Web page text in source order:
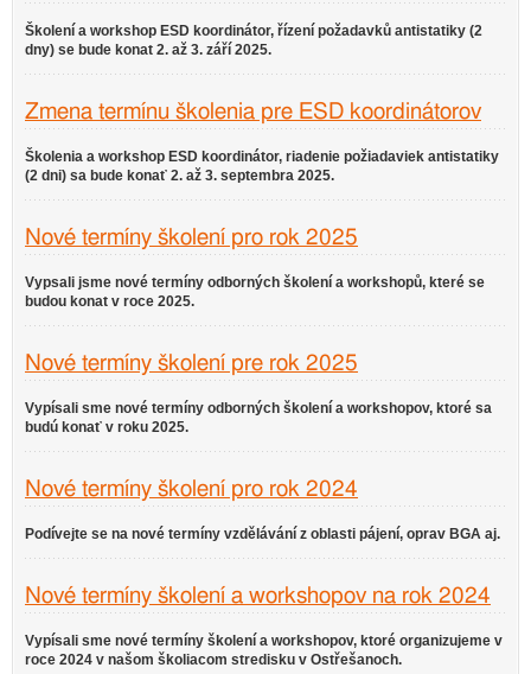
Školení a workshop ESD koordinátor, řízení požadavků antistatiky (2
dny) se bude konat 2. až 3. září 2025.
Zmena termínu školenia pre ESD koordinátorov
Školenia a workshop ESD koordinátor, riadenie požiadaviek antistatiky
(2 dni) sa bude konať 2. až 3. septembra 2025.
Nové termíny školení pro rok 2025
Vypsali jsme nové termíny odborných školení a workshopů, které se
budou konat v roce 2025.
Nové termíny školení pre rok 2025
Vypísali sme nové termíny odborných školení a workshopov, ktoré sa
budú konať v roku 2025.
Nové termíny školení pro rok 2024
Podívejte se na nové termíny vzdělávání z oblasti pájení, oprav BGA aj.
Nové termíny školení a workshopov na rok 2024
Vypísali sme nové termíny školení a workshopov, ktoré organizujeme v
roce 2024 v našom školiacom stredisku v Ostřešanoch.